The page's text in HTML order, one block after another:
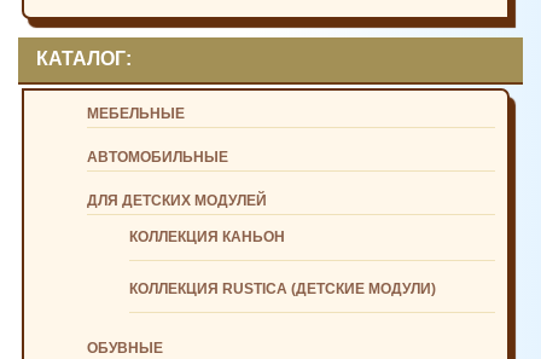
КАТАЛОГ:
МЕБЕЛЬНЫЕ
АВТОМОБИЛЬНЫЕ
ДЛЯ ДЕТСКИХ МОДУЛЕЙ
КОЛЛЕКЦИЯ КАНЬОН
КОЛЛЕКЦИЯ RUSTICA (ДЕТСКИЕ МОДУЛИ)
ОБУВНЫЕ